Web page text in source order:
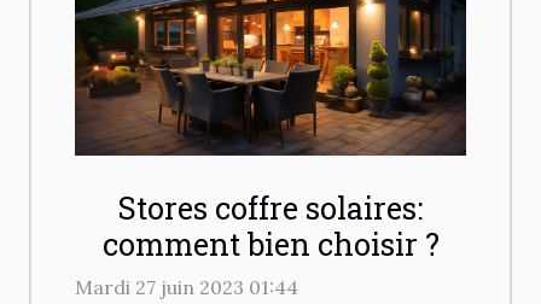
Stores coffre solaires:
comment bien choisir ?
Mardi 27 juin 2023 01:44